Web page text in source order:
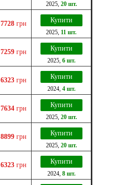
2025, 20 шт.
7728 грн Купити
2025 11 шт.
7259 грн Купити
2025, 6 шт.
6323 грн Купити
2024, 4 шт.
7634 грн Купити
2025, 20 шт.
8899 грн Купити
2025, 20 шт.
6323 грн Купити
2024, 8 шт.